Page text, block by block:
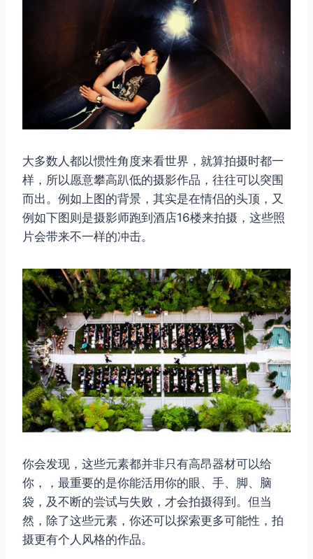
大多数人都以惯性角度来看世界，就算拍摄时都一
样，所以愿意攀高趴低的摄影作品，往往可以突围
而出。例如上图的背景，其实是在情侣的头顶，又
例如下图则是摄影师跑到酒店16楼来拍摄，这些照
片会带来不一样的冲击。
你会发现，这些元素都并非只有高昂器材可以给
你，，最重要的是你能活用你的眼、手、脚、脑
袋，及不断的尝试与失败，才会拍摄得到。但当
然，除了这些元素，你还可以探索更多可能性，拍
摄更有个人风格的作品。